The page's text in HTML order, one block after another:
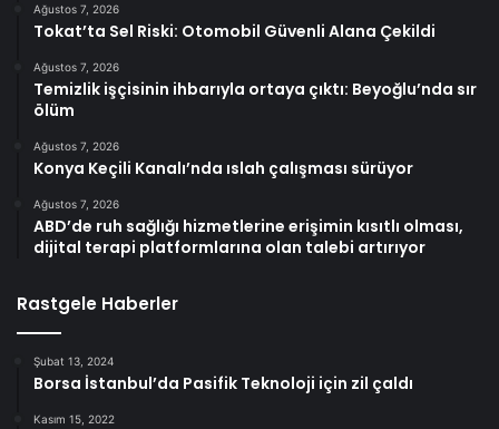
Ağustos 7, 2026
Tokat’ta Sel Riski: Otomobil Güvenli Alana Çekildi
Ağustos 7, 2026
Temizlik işçisinin ihbarıyla ortaya çıktı: Beyoğlu’nda sır
ölüm
Ağustos 7, 2026
Konya Keçili Kanalı’nda ıslah çalışması sürüyor
Ağustos 7, 2026
ABD’de ruh sağlığı hizmetlerine erişimin kısıtlı olması,
dijital terapi platformlarına olan talebi artırıyor
Rastgele Haberler
Şubat 13, 2024
Borsa İstanbul’da Pasifik Teknoloji için zil çaldı
Kasım 15, 2022